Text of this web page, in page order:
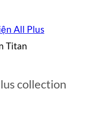
Titan
collection